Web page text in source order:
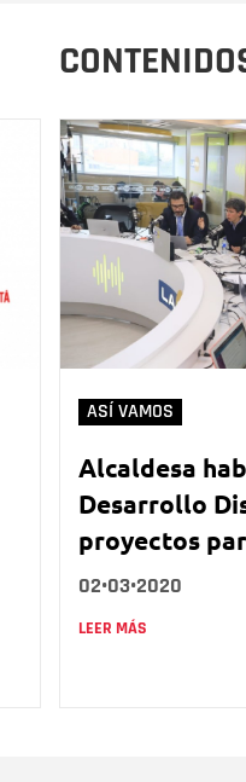
ASÍ VAMOS
Alcaldesa
Desarrollo
proyectos
02•03•2020
LEER MÁS